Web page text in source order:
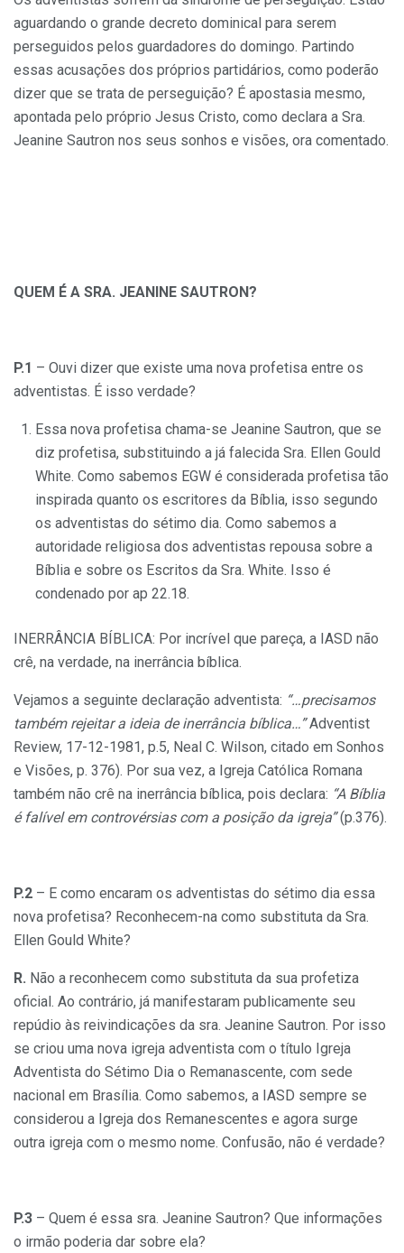
aguardando o grande decreto dominical para serem
perseguidos pelos guardadores do domingo. Partindo
essas acusações dos próprios partidários, como poderão
dizer que se trata de perseguição? É apostasia mesmo,
apontada pelo próprio Jesus Cristo, como declara a Sra.
Jeanine Sautron nos seus sonhos e visões, ora comentado.
QUEM É A SRA. JEANINE SAUTRON?
P.1 – Ouvi dizer que existe uma nova profetisa entre os
adventistas. É isso verdade?
Essa nova profetisa chama-se Jeanine Sautron, que se
diz profetisa, substituindo a já falecida Sra. Ellen Gould
White. Como sabemos EGW é considerada profetisa tão
inspirada quanto os escritores da Bíblia, isso segundo
os adventistas do sétimo dia. Como sabemos a
autoridade religiosa dos adventistas repousa sobre a
Bíblia e sobre os Escritos da Sra. White. Isso é
condenado por ap 22.18.
INERRÂNCIA BÍBLICA: Por incrível que pareça, a IASD não
crê, na verdade, na inerrância bíblica.
Vejamos a seguinte declaração adventista: “…precisamos
também rejeitar a ideia de inerrância bíblica…”Adventist
Review, 17-12-1981, p.5, Neal C. Wilson, citado em Sonhos
e Visões, p. 376). Por sua vez, a Igreja Católica Romana
também não crê na inerrância bíblica, pois declara: “A Bíblia
é falível em controvérsias com a posição da igreja”(p.376).
P.2 – E como encaram os adventistas do sétimo dia essa
nova profetisa? Reconhecem-na como substituta da Sra.
Ellen Gould White?
R. Não a reconhecem como substituta da sua profetiza
oficial. Ao contrário, já manifestaram publicamente seu
repúdio às reivindicações da sra. Jeanine Sautron. Por isso
se criou uma nova igreja adventista com o título Igreja
Adventista do Sétimo Dia o Remanascente, com sede
nacional em Brasília. Como sabemos, a IASD sempre se
considerou a Igreja dos Remanescentes e agora surge
outra igreja com o mesmo nome. Confusão, não é verdade?
P.3 – Quem é essa sra. Jeanine Sautron? Que informações
o irmão poderia dar sobre ela?